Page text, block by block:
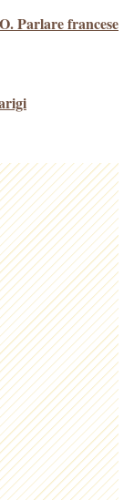
Parlare francese